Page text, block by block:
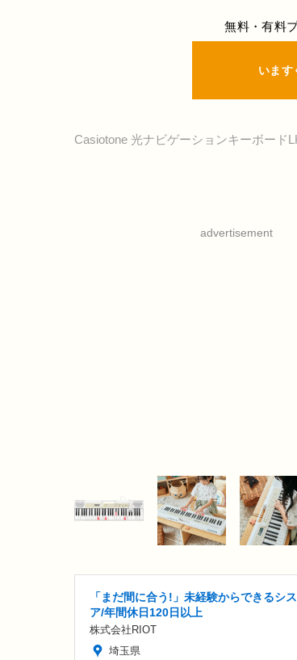
無料・有料
います
Casiotone 光ナビゲーションキーボード
advertisement
「まだ間に合う!」未経験からできるシ
ア/年間休日120日以上
株式会社RIOT
埼玉県